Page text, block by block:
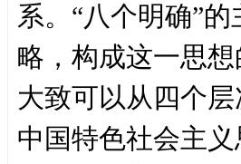
系。“八个明确”
略，构成这一思
大致可以从四个
中国特色社会主